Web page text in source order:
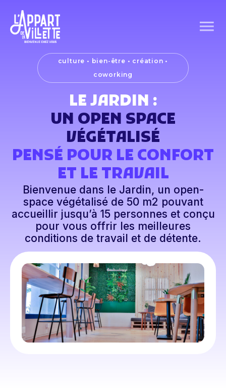
culture • bien-être • création •
coworking
LE JARDIN :
UN OPEN SPACE
VÉGÉTALISÉ
PENSÉ POUR LE CONFORT
ET LE TRAVAIL
Bienvenue dans le Jardin, un open-
space végétalisé de 50 m2 pouvant
accueillir jusqu’à 15 personnes et conçu
pour vous offrir les meilleures
conditions de travail et de détente.